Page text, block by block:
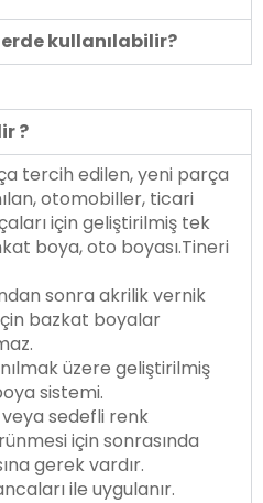
kullanılabilir?
?
tercih edilen, yeni parça
otomobiller, ticari
için geliştirilmiş tek
boya, oto boyası.Tineri
sonra akrilik vernik
bazkat boyalar
üzere geliştirilmiş
sistemi.
sedefli renk
için sonrasında
gerek vardır.
ile uygulanır.